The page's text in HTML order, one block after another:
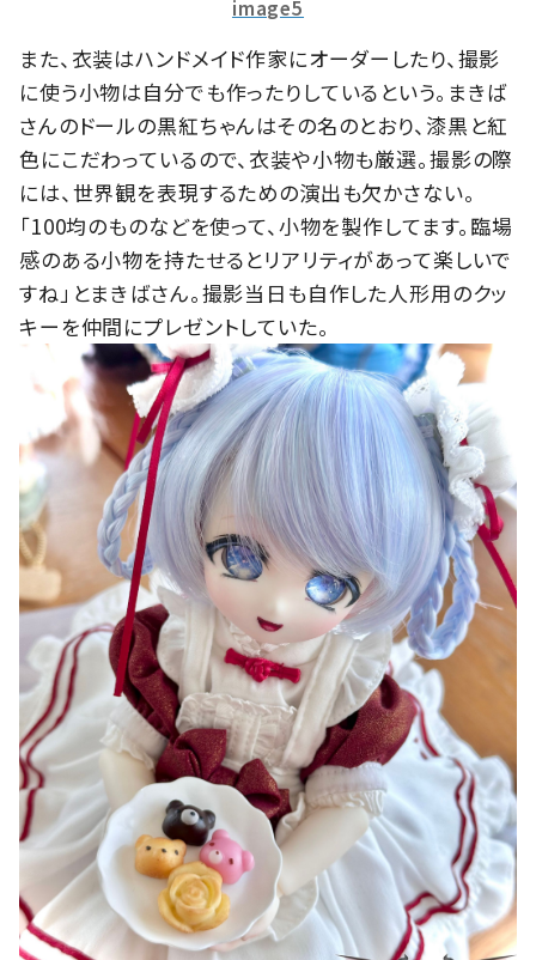
image5
また、衣装はハンドメイド作家にオーダーしたり、撮影
に使う小物は自分でも作ったりしているという。まきば
さんのドールの黒紅ちゃんはその名のとおり、漆黒と紅
色にこだわっているので、衣装や小物も厳選。撮影の際
には、世界観を表現するための演出も欠かさない。
「100均のものなどを使って、小物を製作してます。臨場
感のある小物を持たせるとリアリティがあって楽しいで
すね」とまきばさん。撮影当日も自作した人形用のクッ
キーを仲間にプレゼントしていた。